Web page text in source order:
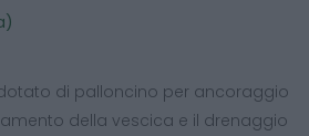
di palloncino per ancoraggio
della vescica e il drenaggio